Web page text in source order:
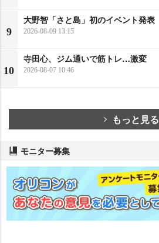
9
大野智「さと島」初のイベント発表
2026-08-09 13:15
10
寺田心、ジム通いで筋トレ…激変
2026-08-07 10:46
もっと見る
モニター募集